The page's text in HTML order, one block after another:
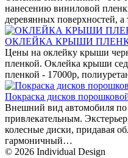
нанесению виниловой
деревянных поверхностей,
ОКЛЕЙКА КРЫШИ
Цены на оклейку крыши
пленкой. Оклейка крыши
пленкой - 17000р,
Покраска дисков
Внешний вид автомобиля
привлекательным.
колесные диски, придавая
гармоничный…
© 2026 Individual Design